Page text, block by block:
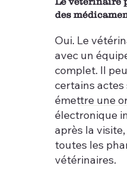
des
Oui. Le
avec un
complet. Il
certains
émettre une
électronique
après la
toutes les
vétérinaires.